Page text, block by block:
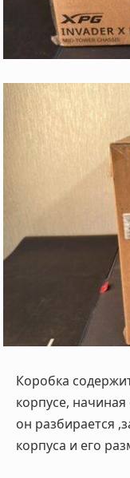
Коробка
корпусе,
он разбирается
корпуса и его